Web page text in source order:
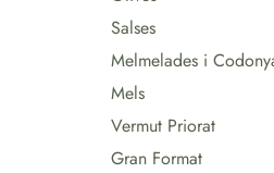
Salses
Melmelades i
Mels
Vermut Priorat
Gran Format